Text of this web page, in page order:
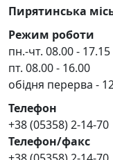
Пирятинська
Режим роботи
пн.-чт. 08.00 - 17.15
пт. 08.00 - 16.00
обідня перерва -
Телефон
+38 (05358) 2-14-70
Телефон/факс